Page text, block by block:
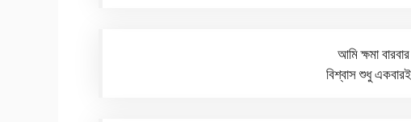
আমি ক্ষমা
বিশ্বাস শুধু